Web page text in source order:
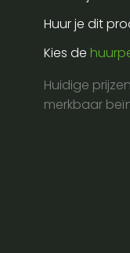
-
200x125
-
aantal
Huur je dit
Kies de
Huidige
merkbaar